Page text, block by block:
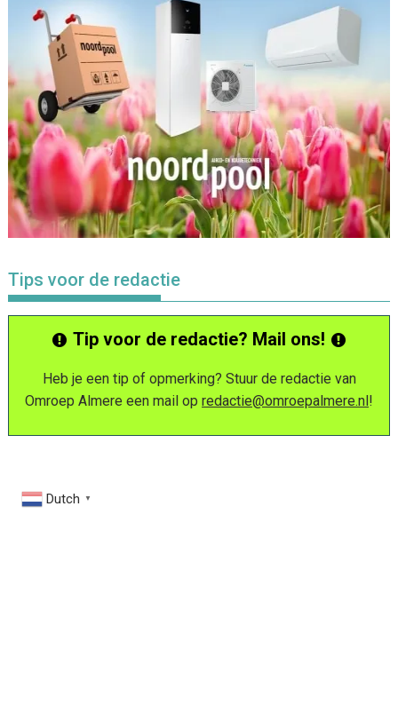
Tips voor de redactie
Tip voor de redactie? Mail ons!
Heb je een tip of opmerking? Stuur de redactie van
Omroep Almere een mail op redactie@omroepalmere.nl!
Dutch ▼